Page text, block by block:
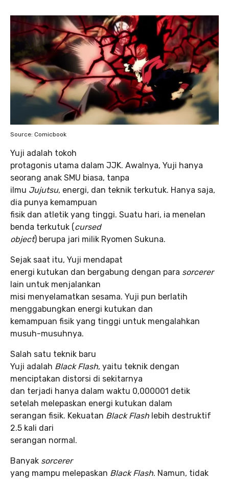
Source: Comicbook
Yuji adalah tokoh
protagonis utama dalam JJK. Awalnya, Yuji hanya
seorang anak SMU biasa, tanpa
ilmu Jujutsu, energi, dan teknik terkutuk. Hanya saja,
dia punya kemampuan
fisik dan atletik yang tinggi. Suatu hari, ia menelan
benda terkutuk (cursed
object) berupa jari milik Ryomen Sukuna.
Sejak saat itu, Yuji mendapat
energi kutukan dan bergabung dengan para sorcerer
lain untuk menjalankan
misi menyelamatkan sesama. Yuji pun berlatih
menggabungkan energi kutukan dan
kemampuan fisik yang tinggi untuk mengalahkan
musuh-musuhnya.
Salah satu teknik baru
Yuji adalah Black Flash, yaitu teknik dengan
menciptakan distorsi di sekitarnya
dan terjadi hanya dalam waktu 0,000001 detik
setelah melepaskan energi kutukan dalam
serangan fisik. Kekuatan Black Flash lebih destruktif
2.5 kali dari
serangan normal.
Banyak sorcerer
yang mampu melepaskan Black Flash. Namun, tidak